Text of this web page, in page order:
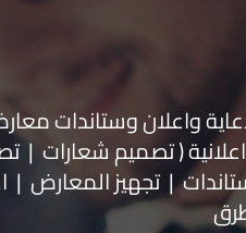
واعلان وستاندات
( تصميم شعارات
| تجهيز المعارض |